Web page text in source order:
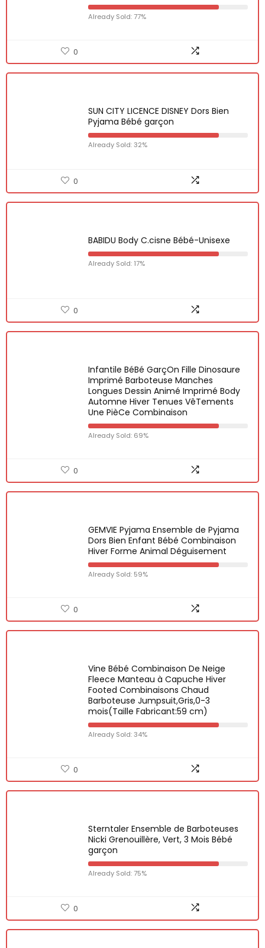
Already Sold: 77%
0
SUN CITY LICENCE DISNEY Dors Bien
Pyjama Bébé garçon
Already Sold: 32%
0
BABIDU Body C.cisne Bébé-Unisexe
Already Sold: 17%
0
Infantile BéBé GarçOn Fille Dinosaure
Imprimé Barboteuse Manches
Longues Dessin Animé Imprimé Body
Automne Hiver Tenues VêTements
Une PièCe Combinaison
Already Sold: 69%
0
GEMVIE Pyjama Ensemble de Pyjama
Dors Bien Enfant Bébé Combinaison
Hiver Forme Animal Déguisement
Already Sold: 59%
0
Vine Bébé Combinaison De Neige
Fleece Manteau à Capuche Hiver
Footed Combinaisons Chaud
Barboteuse Jumpsuit,Gris,0-3
mois(Taille Fabricant:59 cm)
Already Sold: 34%
0
Sterntaler Ensemble de Barboteuses
Nicki Grenouillère, Vert, 3 Mois Bébé
garçon
Already Sold: 75%
0